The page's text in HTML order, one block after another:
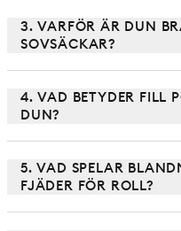
3. VARFÖR ÄR DUN
SOVSÄCKAR?
4. VAD BETYDER FILL
DUN?
5. VAD SPELAR
FJÄDER FÖR ROLL?